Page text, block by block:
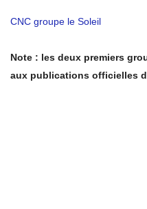
CNC groupe le Soleil
Note : les deux premiers
aux publications officielles